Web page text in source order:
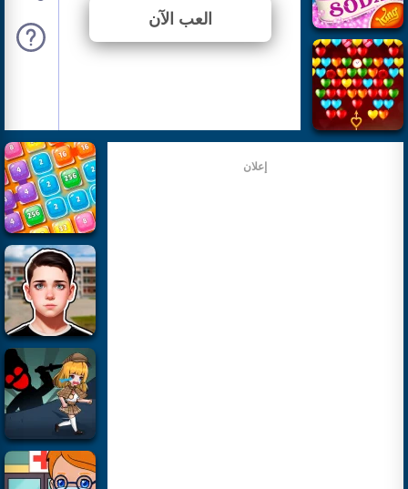
العب الآن
إعلان